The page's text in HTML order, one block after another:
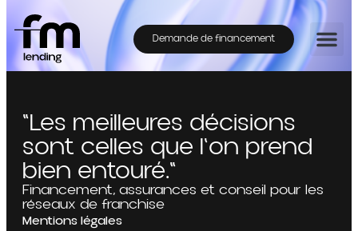
Demande de financement
"Les meilleures décisions
sont celles que l'on prend
bien entouré."
Financement, assurances et conseil pour les
réseaux de franchise
Mentions légales